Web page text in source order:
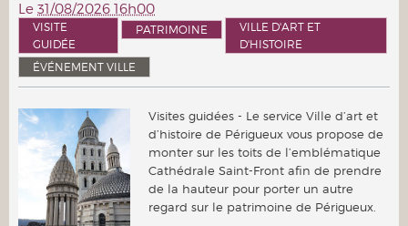
Le 31/08/2026 16h00
VISITE
GUIDÉE
PATRIMOINE
VILLE D'ART ET
D'HISTOIRE
ÉVÉNEMENT VILLE
Visites guidées - Le service Ville d’art et
d’histoire de Périgueux vous propose de
monter sur les toits de l’emblématique
Cathédrale Saint-Front afin de prendre
de la hauteur pour porter un autre
regard sur le patrimoine de Périgueux.